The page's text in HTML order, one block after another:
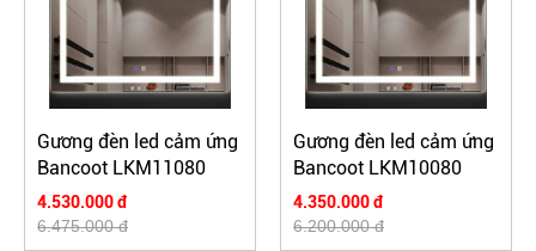
Gương đèn led cảm ứng
Bancoot LKM11080
4.530.000 đ
6.475.000 đ
Gương đèn led cảm ứng
Bancoot LKM10080
4.350.000 đ
6.200.000 đ